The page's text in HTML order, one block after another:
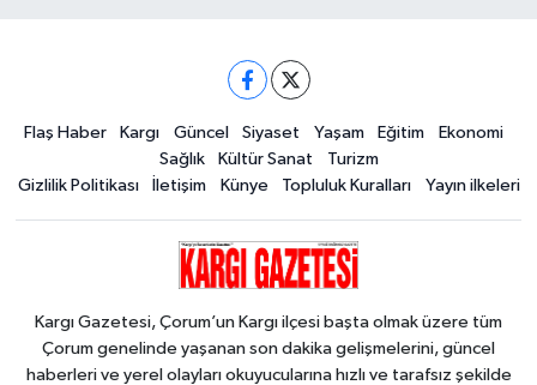
Flaş Haber Kargı Güncel Siyaset Yaşam Eğitim
Ekonomi
Sağlık
Kültür Sanat
Turizm
Gizlilik Politikası
İletişim Künye Topluluk Kuralları Yayın ilkeleri
Kargı Gazetesi, Çorum’un Kargı ilçesi başta olmak üzere tüm
Çorum genelinde yaşanan son dakika gelişmelerini, güncel
haberleri ve yerel olayları okuyucularına hızlı ve tarafsız şekilde